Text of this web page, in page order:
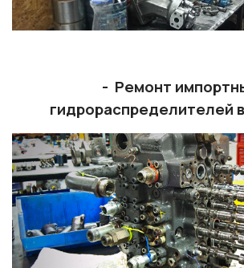
- Ремонт
гидрораспределителей